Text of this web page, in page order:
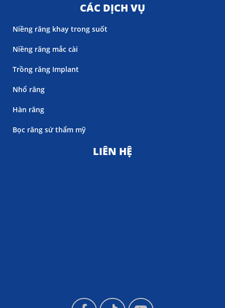
CÁC DỊCH VỤ
Niềng răng khay trong suốt
Niềng răng mắc cài
Trồng răng Implant
Nhổ răng
Hàn răng
Bọc răng sứ thẩm mỹ
LIÊN HỆ